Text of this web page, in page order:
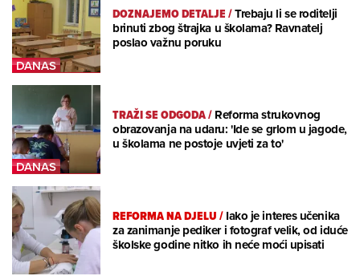
DOZNAJEMO DETALJE/Trebaju li se roditelji
brinuti zbog štrajka u školama? Ravnatelj
poslao važnu poruku
TRAŽI SE ODGODA/Reforma strukovnog
obrazovanja na udaru: 'Ide se grlom u jagode,
u školama ne postoje uvjeti za to'
REFORMA NA DJELU/Iako je interes učenika
za zanimanje pediker i fotograf velik, od iduće
školske godine nitko ih neće moći upisati